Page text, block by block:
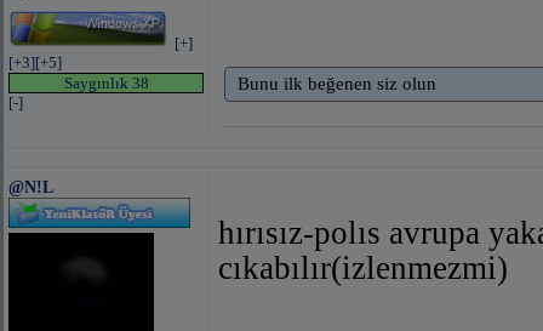
[+]
[+3][+5]
Saygınlık 38
[-]
Bunu ilk beğenen siz olun
@N!L
hırısız-polıs avrupa
cıkabılır(izlenmezmi)